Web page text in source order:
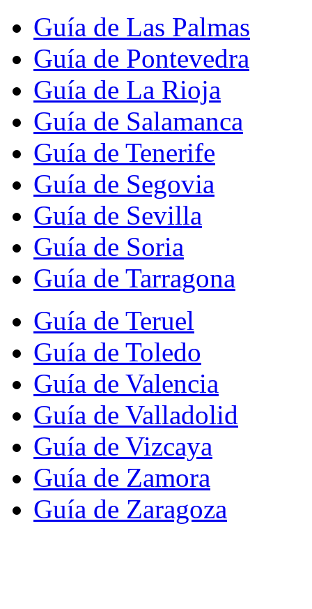
Guía de Las Palmas
Guía de Pontevedra
Guía de La Rioja
Guía de Salamanca
Guía de Tenerife
Guía de Segovia
Guía de Sevilla
Guía de Soria
Guía de Tarragona
Guía de Teruel
Guía de Toledo
Guía de Valencia
Guía de Valladolid
Guía de Vizcaya
Guía de Zamora
Guía de Zaragoza